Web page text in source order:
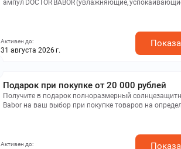
ампул DOCTOR BABOR (увлажняющие,
Активен до:
31 августа 2026 г.
Подарок при покупке от 20 000 рублей
Получите в подарок полноразмерный
Babor на ваш выбор при покупке товаров на
Активен до: